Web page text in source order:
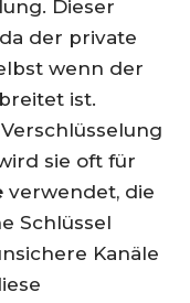
Dieser
der private
wenn der
ist.
sie oft für
verwendet, die
Schlüssel
Kanäle